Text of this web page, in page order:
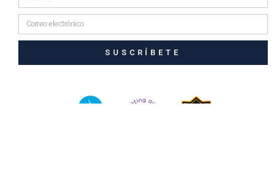
SUSCRÍBETE